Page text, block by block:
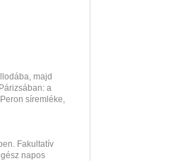
majd
a
síremléke,
Fakultatív
napos